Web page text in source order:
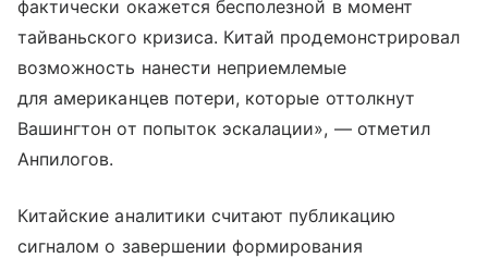
фактически окажется бесполезной в момент
тайваньского кризиса. Китай продемонстрировал
возможность нанести неприемлемые
для американцев потери, которые оттолкнут
Вашингтон от попыток эскалации», — отметил
Анпилогов.
Китайские аналитики считают публикацию
сигналом о завершении формирования